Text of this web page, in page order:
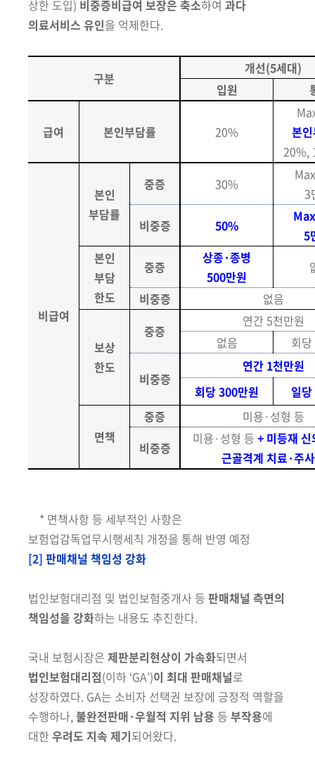
상한 도입) 비중증비급여 보장은 축소하여 과다
의료서비스 유인을 억제한다.
구분
개선(5세대)
입원
급여 본인부담률 20%
본
20%,
비급여
본인
부담률
중증 30%
3
비중증
50%
5
본인
부담
한도
중증
상종·종병
500만원
비중증
없음
보상
한도
중증
연간 5천만원
없음
회
비중증
연간 1천만원
회당 300만원
일
면책
중증
미용·성형 등
비중증
미용·성형 등 + 미등재
근골격계 치료·주
* 면책사항 등 세부적인 사항은
보험업감독업무시행세칙 개정을 통해 반영 예정
[2] 판매채널 책임성 강화
법인보험대리점 및 법인보험중개사 등 판매채널 측면의
책임성을 강화하는 내용도 추진한다.
국내 보험시장은 제판분리현상이 가속화되면서
법인보험대리점(이하 ‘GA’)이 최대 판매채널로
성장하였다. GA는 소비자 선택권 보장에 긍정적 역할을
수행하나,불완전판매·우월적 지위 남용 등 부작용에
대한 우려도 지속 제기되어왔다.